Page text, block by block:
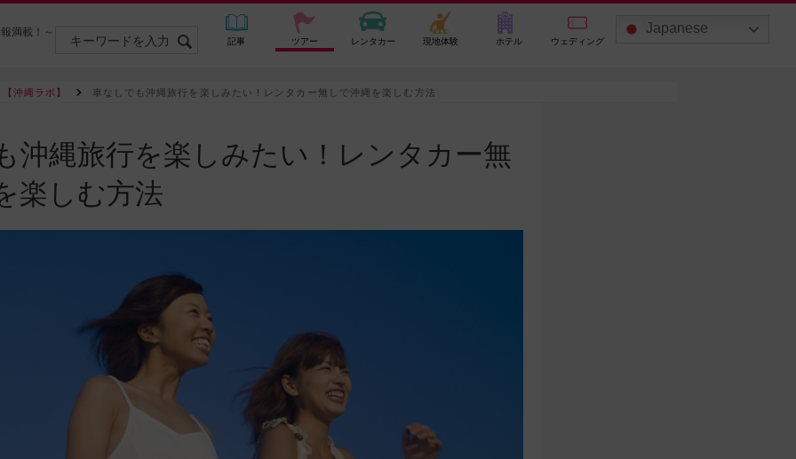
満載！～ Japanese
記事 ツアー レンタカー 現地体験 ホテル ウェディング
沖縄ラボ】 車なしでも沖縄旅行を楽しみたい！レンタカー無しで沖縄を楽しむ方法
沖縄旅行を楽しみたい！レンタカー無
楽しむ方法